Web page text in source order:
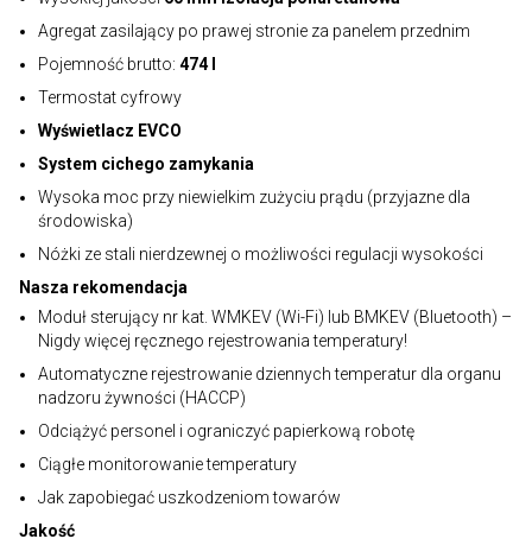
Agregat zasilający po prawej stronie za panelem przednim
Pojemność brutto: 474 l
Termostat cyfrowy
Wyświetlacz EVCO
System cichego zamykania
Wysoka moc przy niewielkim zużyciu prądu (przyjazne dla
środowiska)
Nóżki ze stali nierdzewnej o możliwości regulacji wysokości
Nasza rekomendacja
Moduł sterujący nr kat. WMKEV (Wi-Fi) lub BMKEV (Bluetooth) –
Nigdy więcej ręcznego rejestrowania temperatury!
Automatyczne rejestrowanie dziennych temperatur dla organu
nadzoru żywności (HACCP)
Odciążyć personel i ograniczyć papierkową robotę
Ciągłe monitorowanie temperatury
Jak zapobiegać uszkodzeniom towarów
Jakość